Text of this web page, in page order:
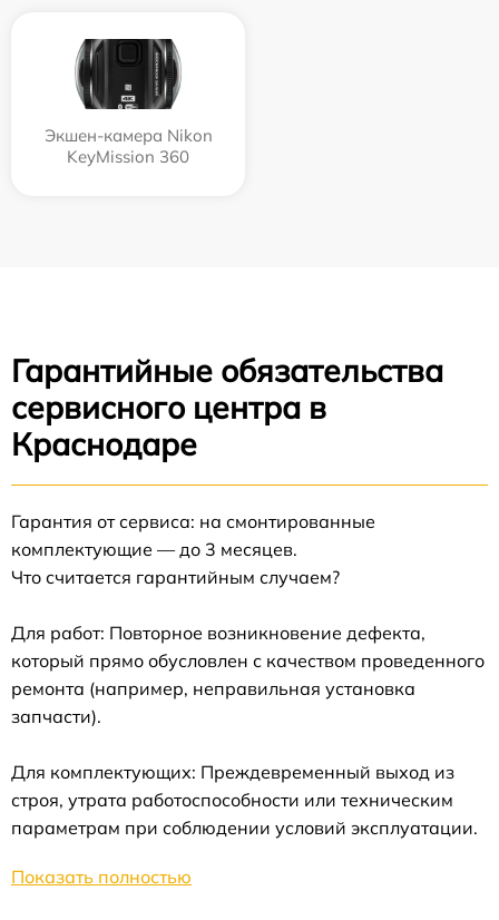
Экшен-камера Nikon
KeyMission 360
Гарантийные обязательства
сервисного центра в
Краснодаре
Гарантия от сервиса: на смонтированные
комплектующие — до 3 месяцев.
Что считается гарантийным случаем?
Для работ: Повторное возникновение дефекта,
который прямо обусловлен с качеством проведенного
ремонта (например, неправильная установка
запчасти).
Для комплектующих: Преждевременный выход из
строя, утрата работоспособности или техническим
параметрам при соблюдении условий эксплуатации.
Показать полностью